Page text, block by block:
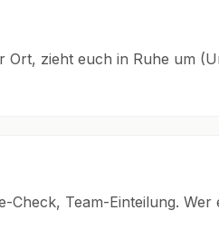
zieht euch in Ruhe um
Check, Team-Einteilung. Wer